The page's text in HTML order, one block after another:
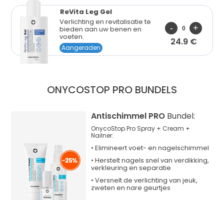
ReVita Leg Gel
Verlichting en revitalisatie te
bieden aan uw benen en
voeten.
Aangeraden
24.9 €
ONYCOSTOP PRO BUNDELS
Antischimmel PRO Bundel:
OnycoStop Pro Spray + Cream +
Nailner:
•Elimineertvoet- en nagelschimmel
•Hersteltnagels snel van verdikking,
verkleuring en separatie
•Versneltde verlichting van jeuk,
zweten en nare geurtjes